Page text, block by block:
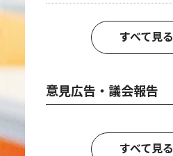
すべて見る
意見広告・議会報告
すべて見る